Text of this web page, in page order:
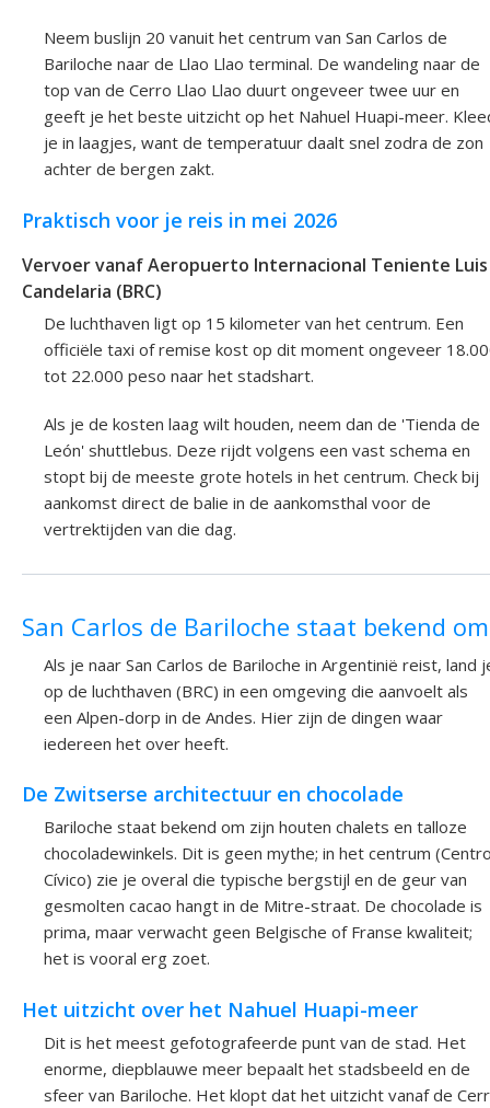
Neem buslijn 20 vanuit het centrum van San Carlos de
Bariloche naar de Llao Llao terminal. De wandeling naar de
top van de Cerro Llao Llao duurt ongeveer twee uur en
geeft je het beste uitzicht op het Nahuel Huapi-meer.
je in laagjes, want de temperatuur daalt snel zodra de zon
achter de bergen zakt.
Praktisch voor je reis in mei 2026
Vervoer vanaf Aeropuerto Internacional Teniente Luis
Candelaria (BRC)
De luchthaven ligt op 15 kilometer van het centrum. Een
officiële taxi of remise kost op dit moment ongeveer
tot 22.000 peso naar het stadshart.
Als je de kosten laag wilt houden, neem dan de 'Tienda de
León' shuttlebus. Deze rijdt volgens een vast schema en
stopt bij de meeste grote hotels in het centrum. Check bij
aankomst direct de balie in de aankomsthal voor de
vertrektijden van die dag.
San Carlos de Bariloche staat bekend om
Als je naar San Carlos de Bariloche in Argentinië reist, land
op de luchthaven (BRC) in een omgeving die aanvoelt als
een Alpen-dorp in de Andes. Hier zijn de dingen waar
iedereen het over heeft.
De Zwitserse architectuur en chocolade
Bariloche staat bekend om zijn houten chalets en talloze
chocoladewinkels. Dit is geen mythe; in het centrum
Cívico) zie je overal die typische bergstijl en de geur van
gesmolten cacao hangt in de Mitre-straat. De chocolade is
prima, maar verwacht geen Belgische of Franse kwaliteit;
het is vooral erg zoet.
Het uitzicht over het Nahuel Huapi-meer
Dit is het meest gefotografeerde punt van de stad. Het
enorme, diepblauwe meer bepaalt het stadsbeeld en de
sfeer van Bariloche. Het klopt dat het uitzicht vanaf de